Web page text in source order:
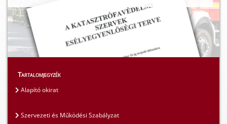
Tartalomjegyzék
Alapító okirat
Szervezeti és Működési Szabályzat